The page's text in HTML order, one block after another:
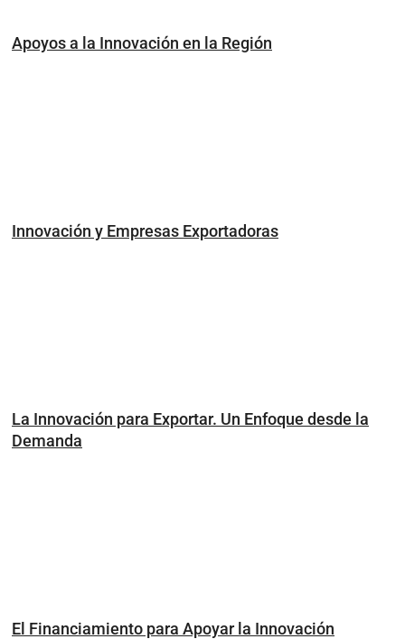
Apoyos a la Innovación en la Región
Innovación y Empresas Exportadoras
La Innovación para Exportar. Un Enfoque desde la
Demanda
El Financiamiento para Apoyar la Innovación